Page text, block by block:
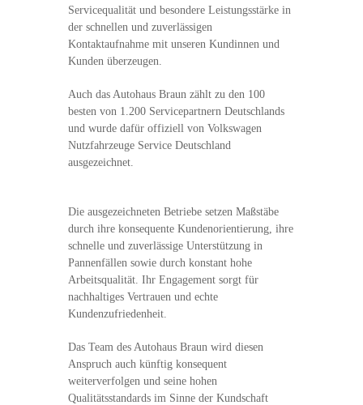
Servicequalität und besondere Leistungsstärke in
der schnellen und zuverlässigen
Kontaktaufnahme mit unseren Kundinnen und
Kunden überzeugen.
Auch das Autohaus Braun zählt zu den 100
besten von 1.200 Servicepartnern Deutschlands
und wurde dafür offiziell von Volkswagen
Nutzfahrzeuge Service Deutschland
ausgezeichnet.
Die ausgezeichneten Betriebe setzen Maßstäbe
durch ihre konsequente Kundenorientierung, ihre
schnelle und zuverlässige Unterstützung in
Pannenfällen sowie durch konstant hohe
Arbeitsqualität. Ihr Engagement sorgt für
nachhaltiges Vertrauen und echte
Kundenzufriedenheit.
Das Team des Autohaus Braun wird diesen
Anspruch auch künftig konsequent
weiterverfolgen und seine hohen
Qualitätsstandards im Sinne der Kundschaft